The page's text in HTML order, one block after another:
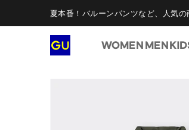
夏本番！バルーンパンツなど、人気の
WOMEN MEN